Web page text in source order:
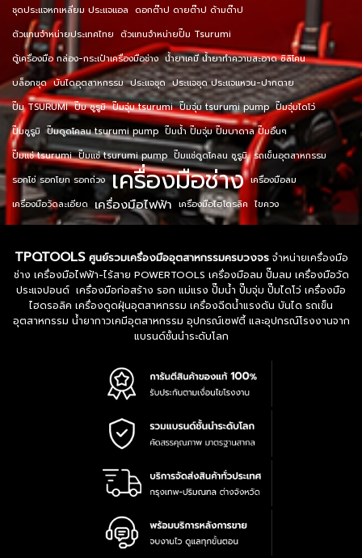
ชุดประแจหกเหลี่ยม ประแจแอล ดอกต๊าป ดายต๊าป ด้ามต๊าป
ตัวแทนจำหน่ายประเทศไทย ตัวแทนจำหน่ายปั๊ม Tsurumi
ตู้เครื่องมือ กล่อง-กระเป๋าเครื่องมือช่าง น้ำยาเคมี น้ำยาทำความสะอาด ซิลิโคน
บล็อกชุด บันไดอุตสาหกรรม ประแจชุด ประแจชุด ประแจแหวน-ปากตาย
ปั๊ม TSURUMI ปั๊ม ซูรูมิ ปั๊มจุ่ม tsurumi ปั๊มจุ่ม tsurumi pump ปั๊มจุ่มไดโว่
ปั๊มซูรูมิ ปั๊มดูดโคลน tsurumi pump ปั๊มน้ำ ปั๊มจุ่ม ปั๊มบาดาล ปั๊มอื่นๆ
ปั๊มแช่ tsurumi ปั๊มแช่ tsurumi pump ปั๊มแช่ดูดโคลน ซูรูมิ รถเข็นอุตสาหกรรม
รอกโซ่ รอกโยก รอกถ่วง เครื่องมือช่าง เครื่องมือลม
เครื่องมือวัดละเอียด เครื่องมือไฟฟ้า เครื่องมือไฮโดรลิค ไขควง
TPQTOOLS ศูนย์รวมเครื่องมืออุตสาหกรรมครบวงจรจำหน่ายเครื่องมือ
ช่าง เครื่องมือไฟฟ้า-ไร้สาย POWERTOOLS เครื่องมือลม ปั๊มลม เครื่องมือวัด
ประแจปอนด์ เครื่องมือก่อสร้าง รอก แม่แรง ปั๊มน้ำ ปั๊มจุ่ม ปั๊มไดโว่ เครื่องมือ
ไฮดรอลิค เครื่องดูดฝุ่นอุตสาหกรรม เครื่องฉีดน้ำแรงดัน บันได รถเข็น
อุตสาหกรรม น้ำยากาวเคมีอุตสาหกรรม อุปกรณ์เซฟตี้ และอุปกรณ์โรงงานจาก
แบรนด์ชั้นนำระดับโลก